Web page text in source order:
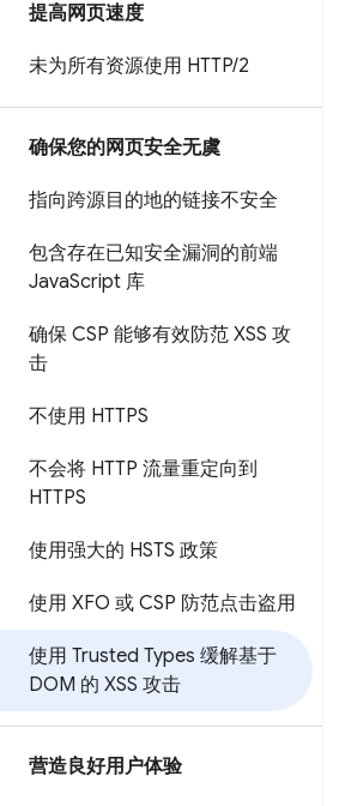
提高网页速度
未为所有资源使用 HTTP/2
确保您的网页安全无虞
指向跨源目的地的链接不安全
包含存在已知安全漏洞的前端
JavaScript 库
确保 CSP 能够有效防范 XSS 攻
击
不使用 HTTPS
不会将 HTTP 流量重定向到
HTTPS
使用强大的 HSTS 政策
使用 XFO 或 CSP 防范点击盗用
使用 Trusted Types 缓解基于
DOM 的 XSS 攻击
营造良好用户体验